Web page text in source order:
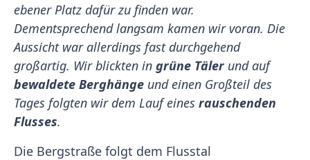
ebener Platz dafür zu finden war.
Dementsprechend langsam kamen wir voran. Die
Aussicht war allerdings fast durchgehend
großartig. Wir blickten in grüne Täler und auf
bewaldete Berghänge und einen Großteil des
Tages folgten wir dem Lauf eines rauschenden
Flusses.
Die Bergstraße folgt dem Flusstal